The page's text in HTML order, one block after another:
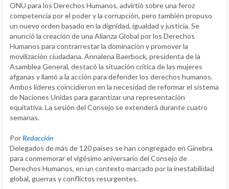
ONU para los Derechos Humanos, advirtió sobre una feroz
competencia por el poder y la corrupción, pero también propuso
un nuevo orden basado en la dignidad, igualdad y justicia. Se
anunció la creación de una Alianza Global por los Derechos
Humanos para contrarrestar la dominación y promover la
movilización ciudadana. Annalena Baerbock, presidenta de la
Asamblea General, destacó la situación crítica de las mujeres
afganas y llamó a la acción para defender los derechos humanos.
Ambos líderes coincidieron en la necesidad de reformar el sistema
de Naciones Unidas para garantizar una representación
equitativa. La sesión del Consejo se extenderá durante cuatro
semanas.
PorRedacción
Delegados de más de 120 países se han congregado en Ginebra
para conmemorar el vigésimo aniversario del Consejo de
Derechos Humanos, en un contexto marcado por la inestabilidad
global, guerras y conflictos resurgentes.